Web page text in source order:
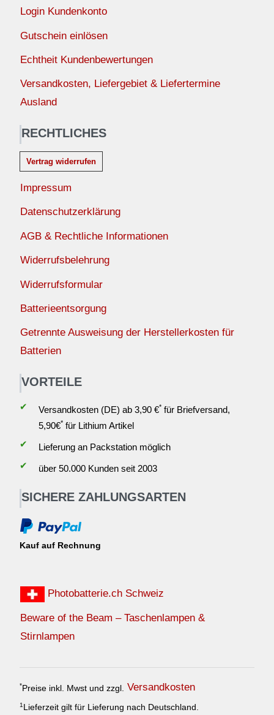
Login Kundenkonto
Gutschein einlösen
Echtheit Kundenbewertungen
Versandkosten, Liefergebiet & Liefertermine
Ausland
RECHTLICHES
Vertrag widerrufen
Impressum
Datenschutzerklärung
AGB & Rechtliche Informationen
Widerrufsbelehrung
Widerrufsformular
Batterieentsorgung
Getrennte Ausweisung der Herstellerkosten für
Batterien
VORTEILE
✔ Versandkosten (DE) ab 3,90 €*für Briefversand,
5,90€*für Lithium Artikel
✔
Lieferung an Packstation möglich
✔
über 50.000 Kunden seit 2003
SICHERE ZAHLUNGSARTEN
Kauf auf Rechnung
Photobatterie.ch Schweiz
Beware of the Beam – Taschenlampen &
Stirnlampen
*Preise inkl. Mwst und zzgl. Versandkosten
1 Lieferzeit gilt für Lieferung nach Deutschland.